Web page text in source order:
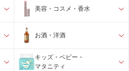
美容・コスメ・香水
お酒・洋酒
キッズ・ベビー・
マタニティ